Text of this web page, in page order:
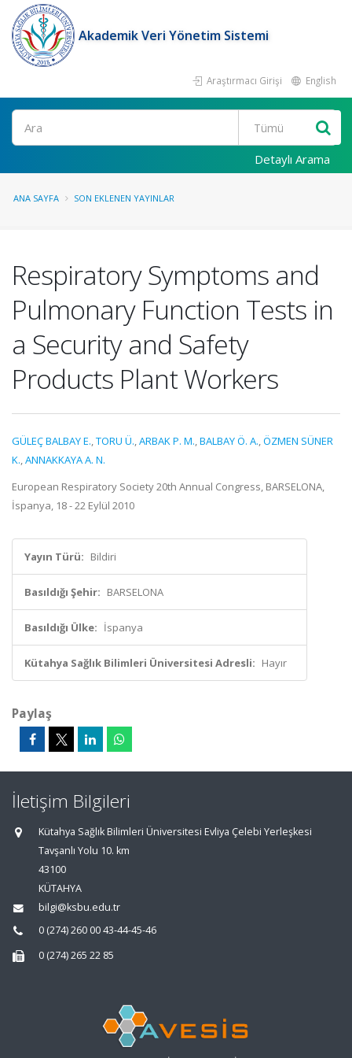
Akademik Veri Yönetim Sistemi
Araştırmacı Girişi English
Ara
Detaylı Arama
ANA SAYFA SON EKLENEN YAYINLAR
Respiratory Symptoms and
Pulmonary Function Tests in
a Security and Safety
Products Plant Workers
GÜLEÇ BALBAY E.,TORU Ü.,ARBAK P. M.,BALBAY Ö. A.,ÖZMEN SÜNER
K.,ANNAKKAYA A. N.
European Respiratory Society 20th Annual Congress, BARSELONA,
İspanya, 18 - 22 Eylül 2010
Yayın Türü: Bildiri
Basıldığı Şehir: BARSELONA
Basıldığı Ülke: İspanya
Kütahya Sağlık Bilimleri Üniversitesi Adresli: Hayır
Paylaş
İletişim Bilgileri
Kütahya Sağlık Bilimleri Üniversitesi Evliya Çelebi Yerleşkesi
Tavşanlı Yolu 10. km
43100
KÜTAHYA
bilgi@ksbu.edu.tr
0 (274) 260 00 43-44-45-46
0 (274) 265 22 85